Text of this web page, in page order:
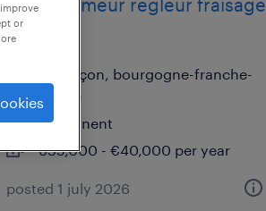
programmeur regleur fraisage
f/h
besançon, bourgogne-franche-
comté
permanent
€35,000 - €40,000 per year
posted 1 july 2026
or